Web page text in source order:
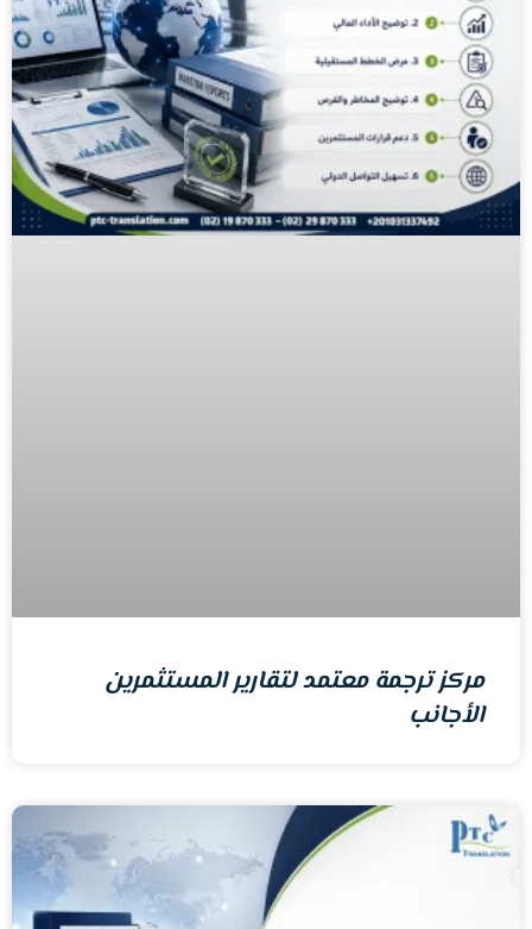
مركز ترجمة معتمد لتقارير المستثمرين
الأجانب